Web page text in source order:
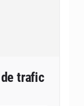
trafic